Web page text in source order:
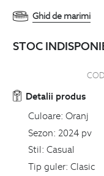
Ghid de marimi
STOC
Detalii produs
Culoare: Oranj
Sezon: 2024 pv
Stil: Casual
Tip guler: Clasic